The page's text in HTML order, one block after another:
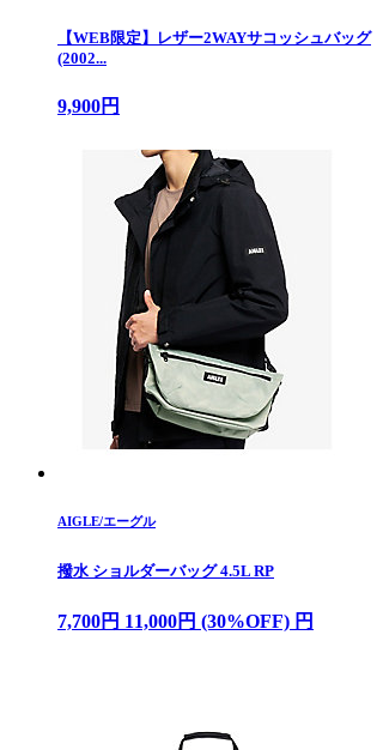
【WEB限定】レザー2WAYサコッシュバッグ
(2002...
9,900円
AIGLE/エーグル
撥水 ショルダーバッグ 4.5L RP
7,700円 11,000円 (30%OFF) 円